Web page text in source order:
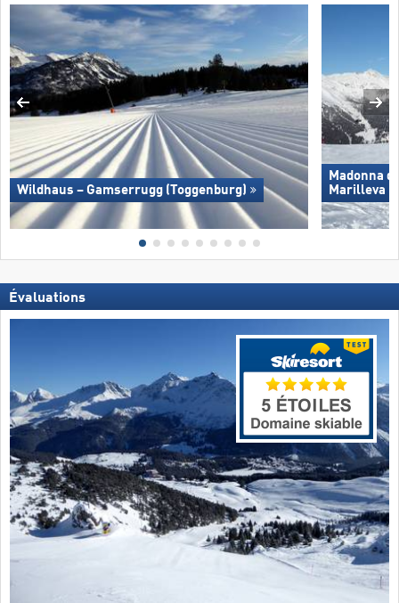
Wildhaus – Gamserrugg (Toggenburg)
Madonna
Marilleva
Évaluations